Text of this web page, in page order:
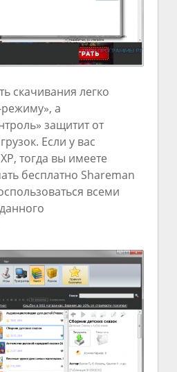
скачивания легко
а
защитит от
Если у вас
тогда вы имеете
бесплатно Shareman
всеми